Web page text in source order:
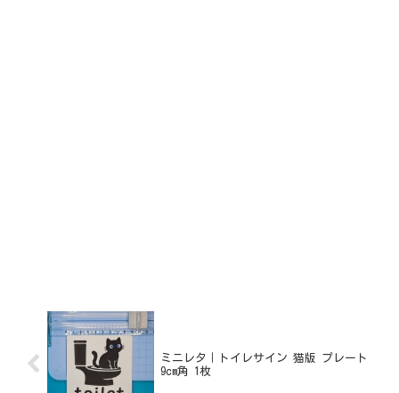
ミニレタ｜トイレサイン 猫版 プレート
9cm角 1枚